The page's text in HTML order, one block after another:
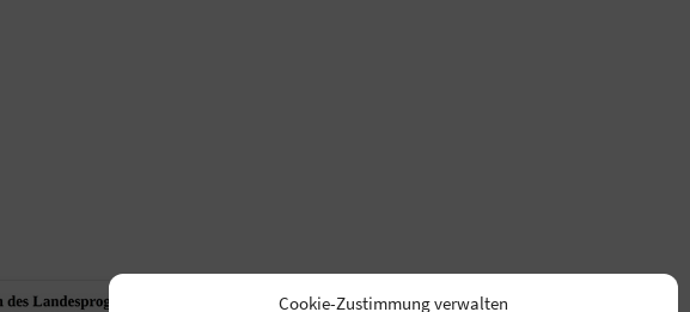
Cookie-Zustimmung verwalten